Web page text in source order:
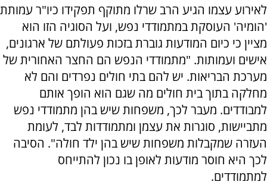
לאירוע עצמו הגיע הרב שרלו מתוקף תפקידו כיו"ר עמותת
'הומיה' העוסקת במתמודדי נפש, ועל הסוגיה הזו הוא
מציין כי כיום המודעות גוברת בזכות פעולתם של ארגונים,
אישים ועמותות. "מתמודדי הנפש הם החצר האחורית של
מערכת הבריאות. יש להם בתי חולים נפרדים והם לא
מחלקה בתוך בית חולים מה שגם הוא הופך אותם
למבודדים. מעבר לכך, משפחות שיש בהן מתמודדי נפש
מתביישות, סוגרות את עצמן ומתמודדות לבד, לעומת
העזרה שמקבלות משפחות שיש בהן ילד חולה". הסיבה
לכך היא חוסר מודעות לאופן בו נכון להתייחס
למתמודדים.